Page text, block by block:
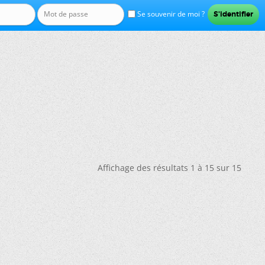
Se souvenir de moi ?
Affichage des résultats 1 à 15 sur 15